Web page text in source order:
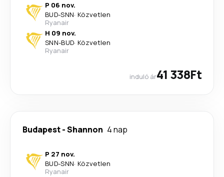
P 06 nov.
BUD-SNN· Közvetlen
Ryanair
H 09 nov.
SNN-BUD· Közvetlen
Ryanair
induló ár41 338Ft
Budapest-Shannon 4 nap
P 27 nov.
BUD-SNN· Közvetlen
Ryanair